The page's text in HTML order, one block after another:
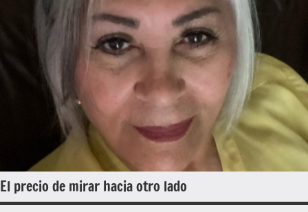
El precio de mirar hacia otro lado